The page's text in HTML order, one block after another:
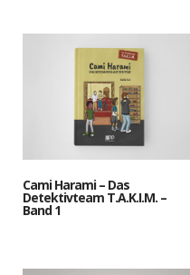
Cami Harami – Das
Detektivteam T.A.K.I.M. –
Band 1